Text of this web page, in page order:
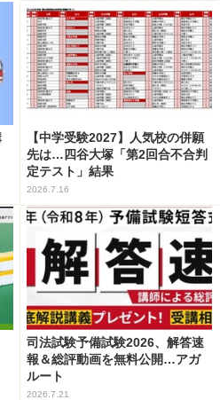
【中学受験2027】人気校の併願
先は…四谷大塚「第2回合不合判
定テスト」結果
2026.7.16
司法試験予備試験2026、解答速
報＆総評動画を無料公開…アガ
ルート
2026.7.21